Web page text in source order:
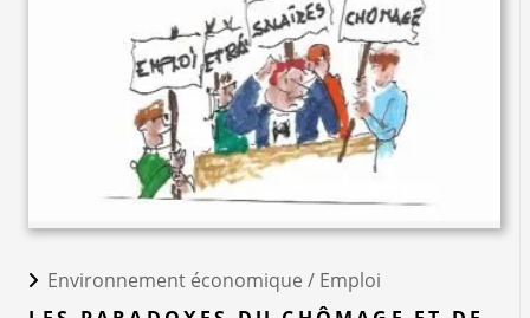
Environnement économique / Emploi